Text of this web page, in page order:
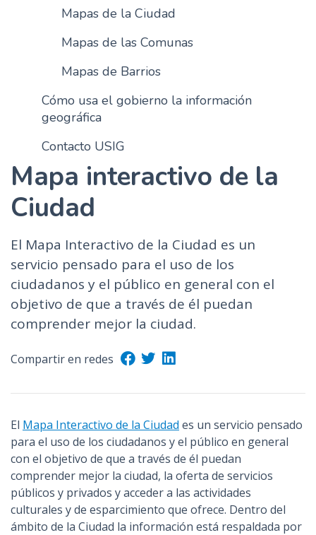
p
r
n
i
Mapas de la Ciudad
Mapas de las Comunas
Mapas de Barrios
Cómo usa el gobierno la información
geográfica
Contacto USIG
Mapa interactivo de la
Ciudad
El Mapa Interactivo de la Ciudad es un
servicio pensado para el uso de los
ciudadanos y el público en general con el
objetivo de que a través de él puedan
comprender mejor la ciudad.
Compartir en redes
El Mapa Interactivo de la Ciudad es un servicio pensado
para el uso de los ciudadanos y el público en general
con el objetivo de que a través de él puedan
comprender mejor la ciudad, la oferta de servicios
públicos y privados y acceder a las actividades
culturales y de esparcimiento que ofrece. Dentro del
ámbito de la Ciudad la información está respaldada por